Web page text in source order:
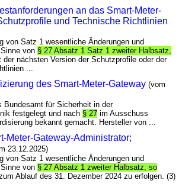
an das Smart-Meter-
und Technische Richtlinien
von Satz 1 wesentliche Änderungen und
von § 27 Absatz 1 Satz 1 zweiter Halbsatz,
der nächsten Version der Schutzprofile oder der
...
des Smart-Meter-Gateway (vom
Bundesamt für Sicherheit in der
festgelegt und nach § 27 im Ausschuss
bekannt gemacht. Hersteller von ...
Meter-Gateway-Administrator;
23.12.2025)
von Satz 1 wesentliche Änderungen und
von § 27 Absatz 1 zweiter Halbsatz, so
Ablauf des 31. Dezember 2024 zu erfolgen. (3)